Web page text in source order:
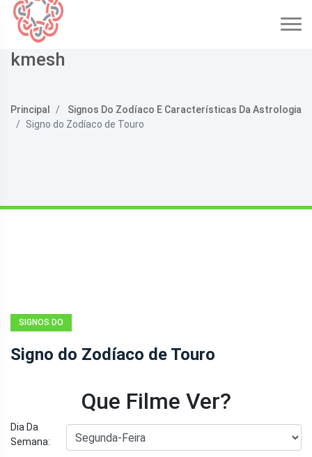
kmesh
Principal
Signos Do Zodíaco E Características Da Astrologia
Signo do Zodíaco de Touro
SIGNOS DO
CARACTERÍSTICAS
Signo do Zodíaco de Touro
Que Filme Ver?
Dia Da
Semana: